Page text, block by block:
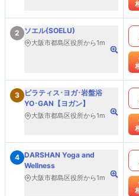
2 ソエル(SOELU)
大阪市都島区役所から1m
3
ピラティス･ヨガ･岩盤浴
YO･GAN【ヨガン】
大阪市都島区役所から1m
4 DARSHAN Yoga and
Wellness
大阪市都島区役所から1m